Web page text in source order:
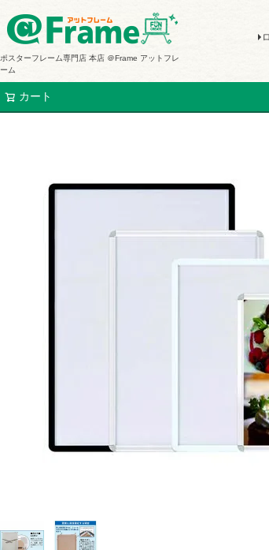
ポスターフレーム専門店 本店 ＠Frame アットフレ
ーム
カート